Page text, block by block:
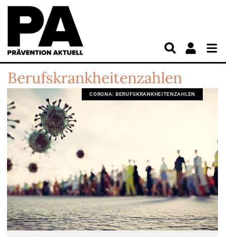
Berufskrankheitenzahlen
CORONA: BERUFSKRANKHEITENZAHLEN